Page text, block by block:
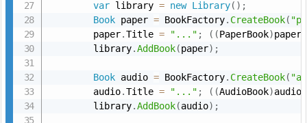
var library = new Library( ) ;
Book paper = BookFactory. CreateBook(
        paper
.Title = "..." ; ( (PaperBook)paper
        library
.AddBook(paper) ;
Book audio = BookFactory. CreateBook(
        audio
.Title = "..." ; ( (AudioBook)audio
        library
.AddBook(audio) ;